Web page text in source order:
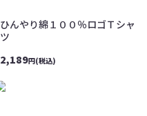
ひんやり綿１００％ロゴＴシャ
ツ
2,189円(税込)